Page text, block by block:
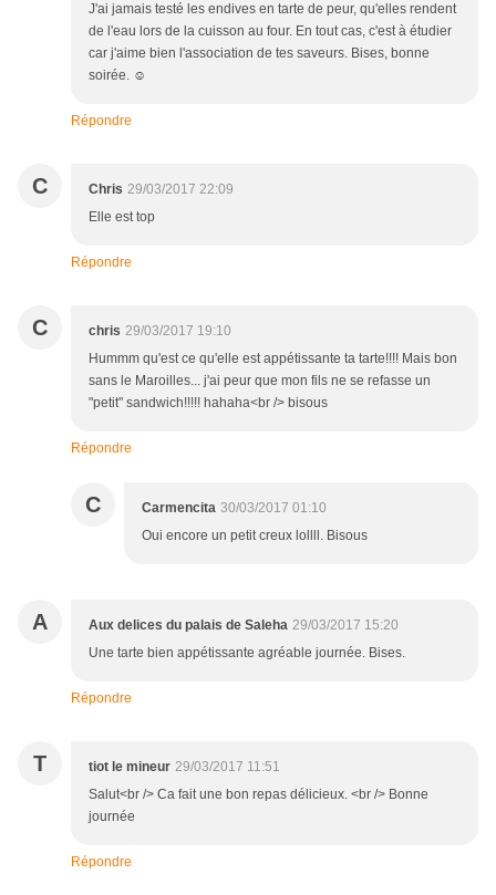
J'ai jamais testé les endives en tarte de peur, qu'elles rendent
de l'eau lors de la cuisson au four. En tout cas, c'est à étudier
car j'aime bien l'association de tes saveurs. Bises, bonne
soirée. ☺
Répondre
C Chris 29/03/2017 22:09
Elle est top
Répondre
C chris 29/03/2017 19:10
Hummm qu'est ce qu'elle est appétissante ta tarte!!!! Mais bon
sans le Maroilles... j'ai peur que mon fils ne se refasse un
"petit" sandwich!!!!! hahaha<br /> bisous
Répondre
C Carmencita 30/03/2017 01:10
Oui encore un petit creux lollll. Bisous
A Aux delices du palais de Saleha 29/03/2017 15:20
Une tarte bien appétissante agréable journée. Bises.
Répondre
T tiot le mineur 29/03/2017 11:51
Salut<br /> Ca fait une bon repas délicieux. <br /> Bonne
journée
Répondre